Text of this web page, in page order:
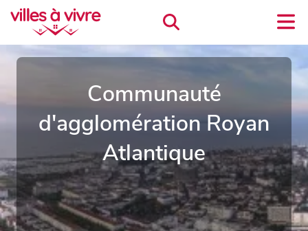
Communauté
d'agglomération Royan
Atlantique